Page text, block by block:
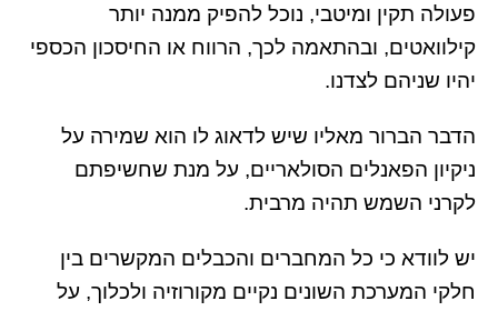
פעולה תקין ומיטבי, נוכל להפיק ממנה יותר
קילוואטים, ובהתאמה לכך, הרווח או החיסכון הכספי
יהיו שניהם לצדנו.
הדבר הברור מאליו שיש לדאוג לו הוא שמירה על
ניקיון הפאנלים הסולאריים, על מנת שחשיפתם
לקרני השמש תהיה מרבית.
יש לוודא כי כל המחברים והכבלים המקשרים בין
חלקי המערכת השונים נקיים מקורוזיה ולכלוך, על